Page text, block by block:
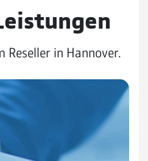
Reseller in Hannover.